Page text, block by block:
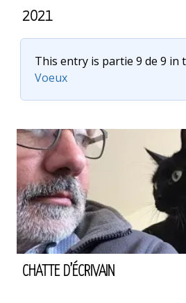
2021
This entry is partie 9 de 9 in
Voeux
C’est l’heure de la carte de voeux 2021.
dernière, les voeux ont foiré quelque
porter la poisse, je vous propose de
voeux pour 2021. Je fais pareil. Du coup,
voeux. Et bien sûr, si ce n’est pas déjà
la lecture de2021
CHATTE D’ÉCRIVAIN